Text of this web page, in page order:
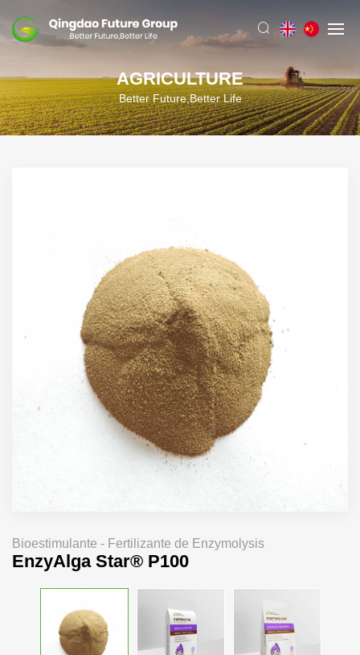
AGRICULTURE
Better Future,Better Life
Bioestimulante - Fertilizante de Enzymolysis
EnzyAlga Star® P100